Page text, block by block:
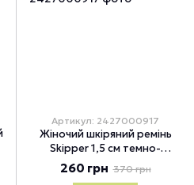
Артикул: 2427000917
Жіночий шкіряний ремінь
Skipper 1,5 см темно-
коричневий, Темно-
коричневый
260 грн 370 грн